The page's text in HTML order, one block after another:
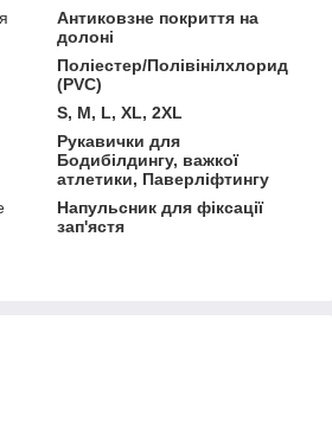
Антиковзне покриття на
долоні
Поліестер/Полівінілхлорид
(PVC)
S, M, L, XL, 2XL
Рукавички для
Бодибілдингу, важкої
атлетики, Паверліфтингу
Напульсник для фіксації
зап'ястя